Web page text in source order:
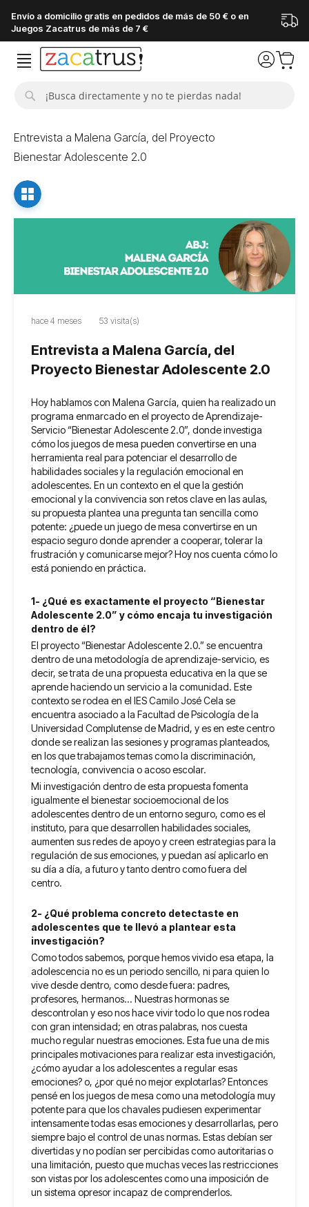
Envío a domicilio gratis en pedidos de más de 50 € o en
Juegos Zacatrus de más de 7 €
Entrevista a Malena García, del Proyecto
Bienestar Adolescente 2.0
hace 4 meses 53 visita(s)
Entrevista a Malena García, del
Proyecto Bienestar Adolescente 2.0
Hoy hablamos con Malena García, quien ha realizado un
programa enmarcado en el proyecto de Aprendizaje-
Servicio “Bienestar Adolescente 2.0”, donde investiga
cómo los juegos de mesa pueden convertirse en una
herramienta real para potenciar el desarrollo de
habilidades sociales y la regulación emocional en
adolescentes. En un contexto en el que la gestión
emocional y la convivencia son retos clave en las aulas,
su propuesta plantea una pregunta tan sencilla como
potente: ¿puede un juego de mesa convertirse en un
espacio seguro donde aprender a cooperar, tolerar la
frustración y comunicarse mejor? Hoy nos cuenta cómo lo
está poniendo en práctica.
1- ¿Qué es exactamente el proyecto “Bienestar
Adolescente 2.0” y cómo encaja tu investigación
dentro de él?
El proyecto “Bienestar Adolescente 2.0.” se encuentra
dentro de una metodología de aprendizaje-servicio, es
decir, se trata de una propuesta educativa en la que se
aprende haciendo un servicio a la comunidad. Este
contexto se rodea en el IES Camilo José Cela se
encuentra asociado a la Facultad de Psicología de la
Universidad Complutense de Madrid, y es en este centro
donde se realizan las sesiones y programas planteados,
en los que trabajamos temas como la discriminación,
tecnología, convivencia o acoso escolar.
Mi investigación dentro de esta propuesta fomenta
igualmente el bienestar socioemocional de los
adolescentes dentro de un entorno seguro, como es el
instituto, para que desarrollen habilidades sociales,
aumenten sus redes de apoyo y creen estrategias para la
regulación de sus emociones, y puedan así aplicarlo en
su día a día, a futuro y tanto dentro como fuera del
centro.
2- ¿Qué problema concreto detectaste en
adolescentes que te llevó a plantear esta
investigación?
Como todos sabemos, porque hemos vivido esa etapa, la
adolescencia no es un periodo sencillo, ni para quien lo
vive desde dentro, como desde fuera: padres,
profesores, hermanos... Nuestras hormonas se
descontrolan y eso nos hace vivir todo lo que nos rodea
con gran intensidad; en otras palabras, nos cuesta
mucho regular nuestras emociones. Esta fue una de mis
principales motivaciones para realizar esta investigación,
¿cómo ayudar a los adolescentes a regular esas
emociones? o, ¿por qué no mejor explotarlas? Entonces
pensé en los juegos de mesa como una metodología muy
potente para que los chavales pudiesen experimentar
intensamente todas esas emociones y desarrollarlas, pero
siempre bajo el control de unas normas. Estas debían ser
divertidas y no podían ser percibidas como autoritarias o
una limitación, puesto que muchas veces las restricciones
son vistas por los adolescentes como una imposición de
un sistema opresor incapaz de comprenderlos.